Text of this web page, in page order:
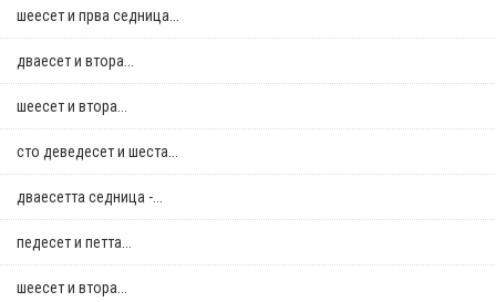
шеесет и прва седница...
дваесет и втора...
шеесет и втора...
сто деведесет и шеста...
дваесетта седница -...
педесет и петта...
шеесет и втора...